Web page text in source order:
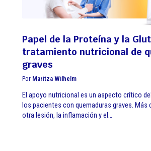
Papel de la Proteína y la
tratamiento nutricional de
graves
Por Maritza Wilhelm
El apoyo nutricional es un aspecto crítico
los pacientes con quemaduras graves. Más
otra lesión, la inflamación y el…